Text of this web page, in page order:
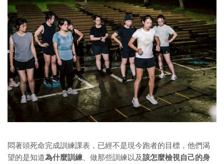
悶著頭死命完成訓練課表，已經不是現今跑者的目標，他們渴
望的是知道為什麼訓練、做那些訓練以及該怎麼檢視自己的身